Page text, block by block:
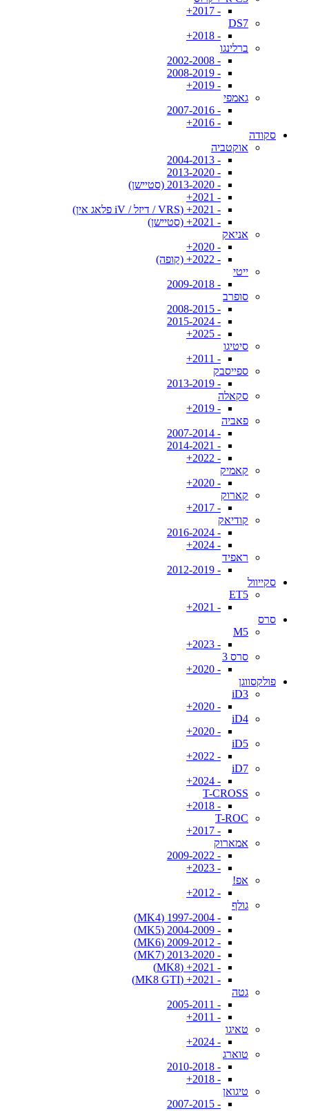
- 2017+
DS7
- 2018+
ברלינגו
- 2002-2008
- 2008-2019
- 2019+
גאמפי
- 2007-2016
- 2016+
סקודה
אוקטביה
- 2004-2013
- 2013-2020
- 2013-2020 (סטיישן)
- 2021+
- 2021+ (VRS / דיזל / iV פלאג אין)
- 2021+ (סטיישן)
אניאק
- 2020+
- 2022+ (קופה)
ייטי
- 2009-2018
סופרב
- 2008-2015
- 2015-2024
- 2025+
סיטיגו
- 2011+
ספייסבק
- 2013-2019
סקאלה
- 2019+
פאביה
- 2007-2014
- 2014-2021
- 2022+
קאמיק
- 2020+
קארוק
- 2017+
קודיאק
- 2016-2024
- 2024+
ראפיד
- 2012-2019
סקייוול
ET5
- 2021+
סרס
M5
- 2023+
סרס 3
- 2020+
פולקסווגן
iD3
- 2020+
iD4
- 2020+
iD5
- 2022+
iD7
- 2024+
T-CROSS
- 2018+
T-ROC
- 2017+
אמארוק
- 2009-2022
- 2023+
אפ!
- 2012+
גולף
- 1997-2004 (MK4)
- 2004-2009 (MK5)
- 2009-2012 (MK6)
- 2013-2020 (MK7)
- 2021+ (MK8)
- 2021+ (MK8 GTI)
גטה
- 2005-2011
- 2011+
טאיגו
- 2024+
טוארג
- 2010-2018
- 2018+
טיגואן
- 2007-2015